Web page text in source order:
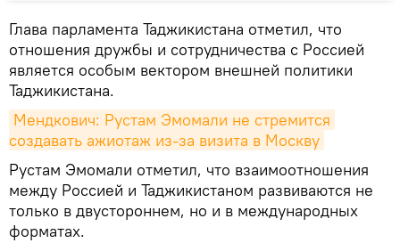
Глава парламента Таджикистана отметил, что
отношения дружбы и сотрудничества с Россией
является особым вектором внешней политики
Таджикистана.
Мендкович: Рустам Эмомали не стремится
создавать ажиотаж из-за визита в Москву
Рустам Эмомали отметил, что взаимоотношения
между Россией и Таджикистаном развиваются не
только в двустороннем, но и в международных
форматах.